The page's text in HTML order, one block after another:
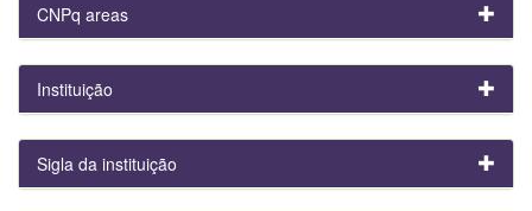
CNPq areas
Instituição
Sigla da instituição